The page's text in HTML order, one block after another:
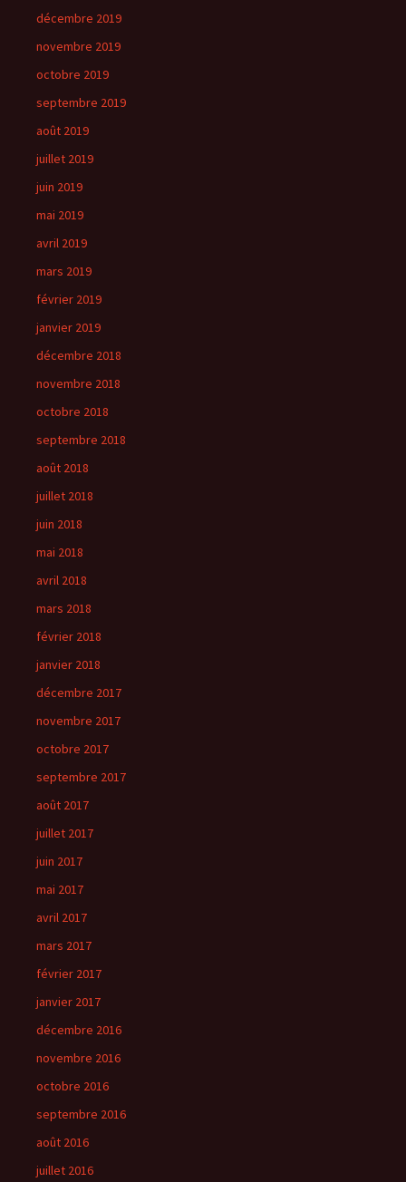
décembre 2019
novembre 2019
octobre 2019
septembre 2019
août 2019
juillet 2019
juin 2019
mai 2019
avril 2019
mars 2019
février 2019
janvier 2019
décembre 2018
novembre 2018
octobre 2018
septembre 2018
août 2018
juillet 2018
juin 2018
mai 2018
avril 2018
mars 2018
février 2018
janvier 2018
décembre 2017
novembre 2017
octobre 2017
septembre 2017
août 2017
juillet 2017
juin 2017
mai 2017
avril 2017
mars 2017
février 2017
janvier 2017
décembre 2016
novembre 2016
octobre 2016
septembre 2016
août 2016
juillet 2016